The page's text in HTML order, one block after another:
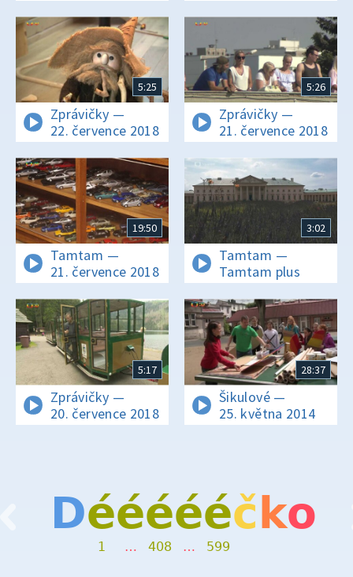
5:25
Zprávičky —
22. července 2018
5:26
Zprávičky —
21. července 2018
19:50
Tamtam —
21. července 2018
3:02
Tamtam —
Tamtam plus
5:17
Zprávičky —
20. července 2018
28:37
Šikulové —
25. května 2014
Dé
1
é
…
é
408
é
…
é
599
č ko